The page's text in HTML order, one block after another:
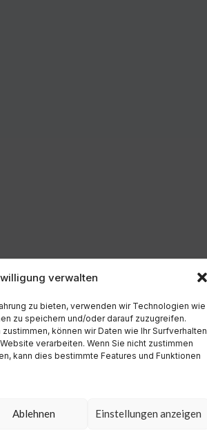
verwalten
zu bieten, verwenden wir Technologien wie
zu speichern und/oder darauf zuzugreifen.
können wir Daten wie Ihr Surfverhalten
verarbeiten. Wenn Sie nicht zustimmen
kann dies bestimmte Features und Funktionen
Ablehnen Einstellungen anzeigen